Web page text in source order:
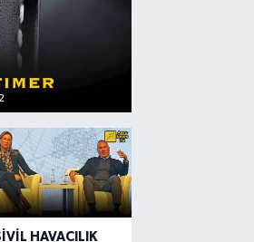
HAVACILIK